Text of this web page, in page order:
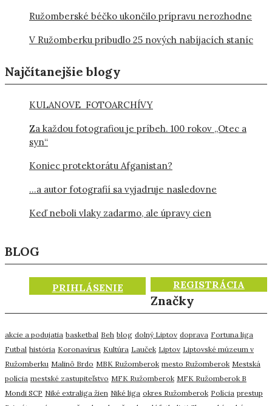
Ružomberské béčko ukončilo prípravu nerozhodne
V Ružomberku pribudlo 25 nových nabíjacích staníc
Najčítanejšie blogy
KULANOVE FOTOARCHÍVY
Za každou fotografiou je príbeh. 100 rokov „Otec a
syn“
Koniec protektorátu Afganistan?
…a autor fotografií sa vyjadruje nasledovne
Keď neboli vlaky zadarmo, ale úpravy cien
BLOG
PRIHLÁSENIE REGISTRÁCIA
Značky
akcie a podujatia basketbal Beh blog dolný Liptov doprava Fortuna liga
Futbal história Koronavírus Kultúra Lauček Liptov Liptovské múzeum v
Ružomberku Malinô Brdo MBK Ružomberok mesto Ružomberok Mestská
polícia mestské zastupiteľstvo MFK Ružomberok MFK Ružomberok B
Mondi SCP Niké extraliga žien Niké liga okres Ružomberok Polícia prestup